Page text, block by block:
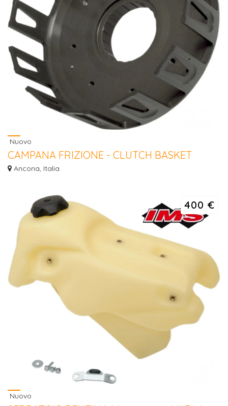
Nuovo
CAMPANA FRIZIONE - CLUTCH BASKET
PROX HONDA CR 125 1987-1999
Ancona, Italia
400 €
Nuovo